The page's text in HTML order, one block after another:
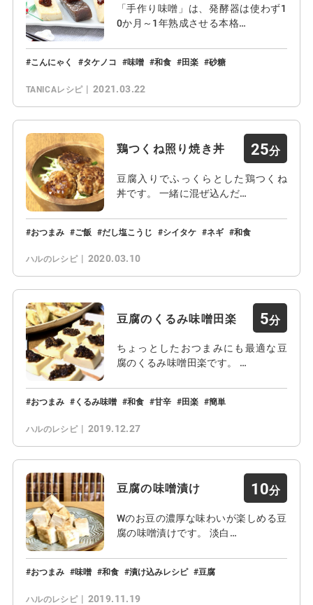
「手作り味噌」は、発酵器は使わず1
0か月～1年熟成させる本格…
こんにゃく タケノコ 味噌 和食 田楽 砂糖
TANICAレシピ 2021.03.22
鶏つくね照り焼き丼 25
豆腐入りでふっくらとした鶏つくね
丼です。 一緒に混ぜ込んだ…
おつまみ ご飯 だし塩こうじ シイタケ ネギ 和食
ハルのレシピ 2020.03.10
豆腐のくるみ味噌田楽 5
ちょっとしたおつまみにも最適な豆
腐のくるみ味噌田楽です。 …
おつまみ くるみ味噌 和食 甘辛 田楽 簡単
ハルのレシピ 2019.12.27
豆腐の味噌漬け 10
Wのお豆の濃厚な味わいが楽しめる豆
腐の味噌漬けです。 淡白…
おつまみ 味噌 和食 漬け込みレシピ 豆腐
ハルのレシピ 2019.11.19